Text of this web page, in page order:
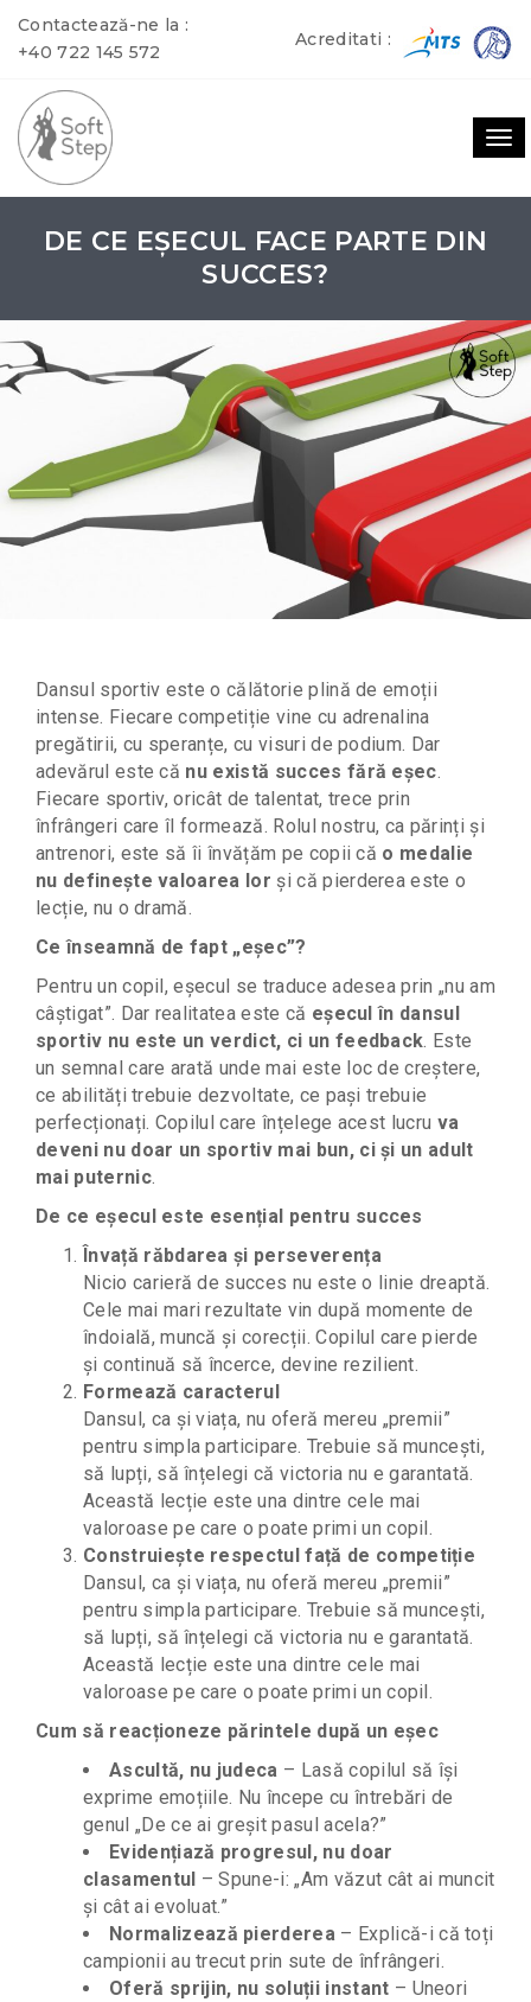
Contactează-ne la :
+40 722 145 572
Acreditati :
DE CE EȘECUL FACE PARTE DIN
SUCCES?
Dansul sportiv este o călătorie plină de emoții
intense. Fiecare competiție vine cu adrenalina
pregătirii, cu speranțe, cu visuri de podium. Dar
adevărul este că nu există succes fără eșec.
Fiecare sportiv, oricât de talentat, trece prin
înfrângeri care îl formează. Rolul nostru, ca părinți și
antrenori, este să îi învățăm pe copii că o medalie
nu definește valoarea lor și că pierderea este o
lecție, nu o dramă.
Ce înseamnă de fapt „eșec”?
Pentru un copil, eșecul se traduce adesea prin „nu am
câștigat”. Dar realitatea este că eșecul în dansul
sportiv nu este un verdict, ci un feedback. Este
un semnal care arată unde mai este loc de creștere,
ce abilități trebuie dezvoltate, ce pași trebuie
perfecționați. Copilul care înțelege acest lucru va
deveni nu doar un sportiv mai bun, ci și un adult
mai puternic.
De ce eșecul este esențial pentru succes
Învață răbdarea și perseverența
Nicio carieră de succes nu este o linie dreaptă.
Cele mai mari rezultate vin după momente de
îndoială, muncă și corecții. Copilul care pierde
și continuă să încerce, devine rezilient.
Formează caracterul
Dansul, ca și viața, nu oferă mereu „premii”
pentru simpla participare. Trebuie să muncești,
să lupți, să înțelegi că victoria nu e garantată.
Această lecție este una dintre cele mai
valoroase pe care o poate primi un copil.
Construiește respectul față de competiție
Dansul, ca și viața, nu oferă mereu „premii”
pentru simpla participare. Trebuie să muncești,
să lupți, să înțelegi că victoria nu e garantată.
Această lecție este una dintre cele mai
valoroase pe care o poate primi un copil.
Cum să reacționeze părintele după un eșec
Ascultă, nu judeca – Lasă copilul să își
exprime emoțiile. Nu începe cu întrebări de
genul „De ce ai greșit pasul acela?”
Evidențiază progresul, nu doar
clasamentul – Spune-i: „Am văzut cât ai muncit
și cât ai evoluat.”
Normalizează pierderea – Explică-i că toți
campionii au trecut prin sute de înfrângeri.
Oferă sprijin, nu soluții instant – Uneori